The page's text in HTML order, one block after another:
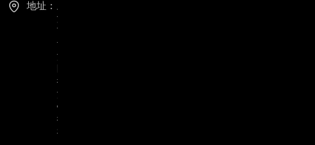
地址： 上
海
市
青
浦
徐
泾
镇
徐
祥